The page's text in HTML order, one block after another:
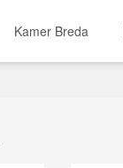
Kamer Breda